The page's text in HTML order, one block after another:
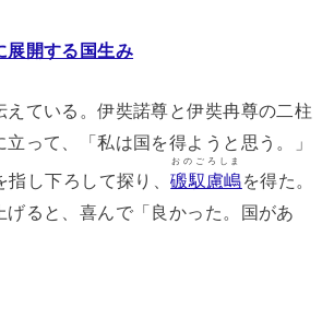
展開する国生み
ている。伊奘諾尊と伊奘冉尊の二柱
って、「私は国を得ようと思う。」
指し下ろして探り、磤馭慮嶋
おのごろしま
を得た。
げると、喜んで「良かった。国があ